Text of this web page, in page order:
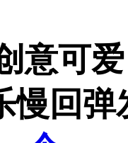
意可
慢回弹